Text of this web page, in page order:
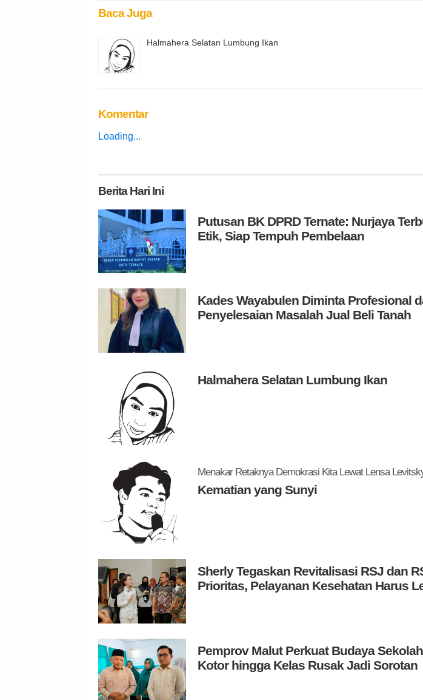
Baca Juga
Halmahera Selatan Lumbung Ikan
Komentar
Loading...
BeritaHari Ini
Putusan BK DPRD Ternate: Nurjaya
Etik, Siap Tempuh Pembelaan
Kades Wayabulen Diminta Profesional
Penyelesaian Masalah Jual Beli Tanah
Halmahera Selatan Lumbung Ikan
Menakar Retaknya Demokrasi Kita Lewat Lensa
Kematian yang Sunyi
Sherly Tegaskan Revitalisasi RSJ dan
Prioritas, Pelayanan Kesehatan Harus
Pemprov Malut Perkuat Budaya
Kotor hingga Kelas Rusak Jadi Sorotan